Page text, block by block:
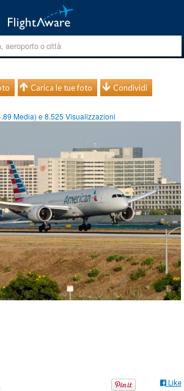
Carica le tue foto Condividi
Media) e8.525 Visualizzazioni
Like